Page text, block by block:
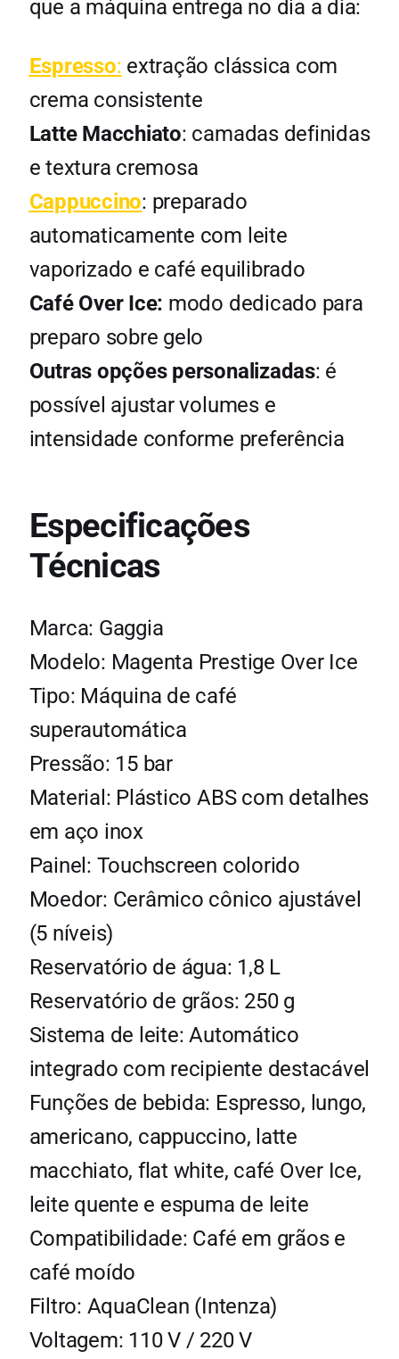
que a máquina entrega no dia a dia:
Espresso: extração clássica com
crema consistente
Latte Macchiato: camadas definidas
e textura cremosa
Cappuccino: preparado
automaticamente com leite
vaporizado e café equilibrado
Café Over Ice: modo dedicado para
preparo sobre gelo
Outras opções personalizadas: é
possível ajustar volumes e
intensidade conforme preferência
Especificações
Técnicas
Marca: Gaggia
Modelo: Magenta Prestige Over Ice
Tipo: Máquina de café
superautomática
Pressão: 15 bar
Material: Plástico ABS com detalhes
em aço inox
Painel: Touchscreen colorido
Moedor: Cerâmico cônico ajustável
(5 níveis)
Reservatório de água: 1,8 L
Reservatório de grãos: 250 g
Sistema de leite: Automático
integrado com recipiente destacável
Funções de bebida: Espresso, lungo,
americano, cappuccino, latte
macchiato, flat white, café Over Ice,
leite quente e espuma de leite
Compatibilidade: Café em grãos e
café moído
Filtro: AquaClean (Intenza)
Voltagem: 110 V / 220 V